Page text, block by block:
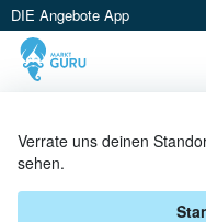
DIE Angebote App
Verrate uns deinen
sehen.
KLEBER
BEI V-